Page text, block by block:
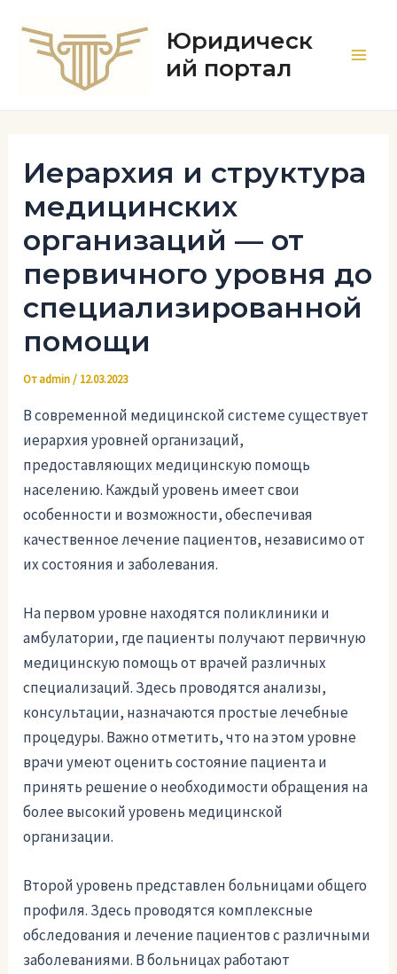
содержимому
Юридическ
ий портал
Иерархия и структура
медицинских
организаций — от
первичного уровня до
специализированной
помощи
Отadmin/ 12.03.2023
В современной медицинской системе существует
иерархия уровней организаций,
предоставляющих медицинскую помощь
населению. Каждый уровень имеет свои
особенности и возможности, обеспечивая
качественное лечение пациентов, независимо от
их состояния и заболевания.
На первом уровне находятся поликлиники и
амбулатории, где пациенты получают первичную
медицинскую помощь от врачей различных
специализаций. Здесь проводятся анализы,
консультации, назначаются простые лечебные
процедуры. Важно отметить, что на этом уровне
врачи умеют оценить состояние пациента и
принять решение о необходимости обращения на
более высокий уровень медицинской
организации.
Второй уровень представлен больницами общего
профиля. Здесь проводятся комплексные
обследования и лечение пациентов с различными
заболеваниями. В больницах работают